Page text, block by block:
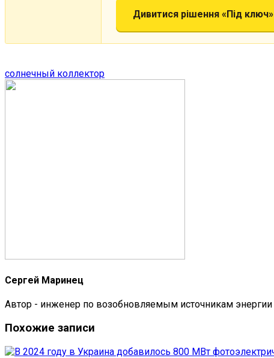
Дивитися рішення «Під ключ»
солнечный коллектор
Сергей Маринец
Автор - инженер по возобновляемым источникам энергии
Похожие записи